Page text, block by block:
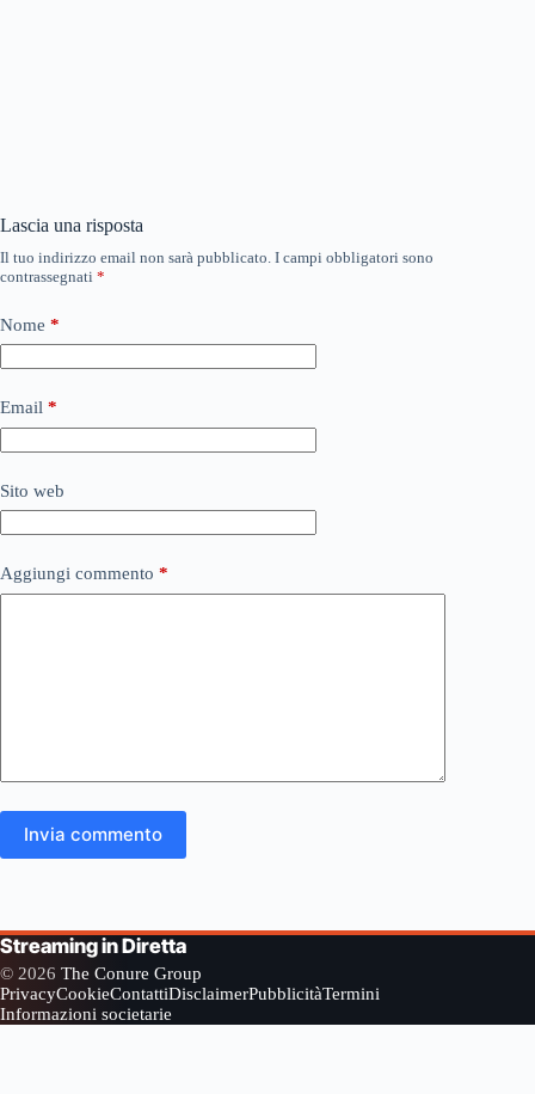
Lascia una risposta
Il tuo indirizzo email non sarà pubblicato. I campi obbligatori sono
contrassegnati *
Nome *
Email *
Sito web
Aggiungi commento *
Invia commento
Streaming in Diretta
© 2026 The Conure Group
PrivacyCookieContattiDisclaimerPubblicitàTermini
Informazioni societarie